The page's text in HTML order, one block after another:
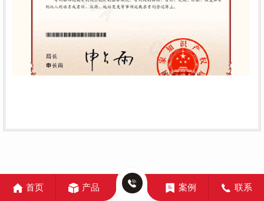
首页 产品 案例 联系